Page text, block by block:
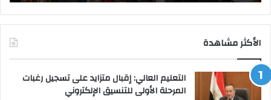
الأكثر مشاهدة
التعليم العالي: إقبال متزايد على تسجيل رغبات
المرحلة الأولى للتنسيق الإلكتروني